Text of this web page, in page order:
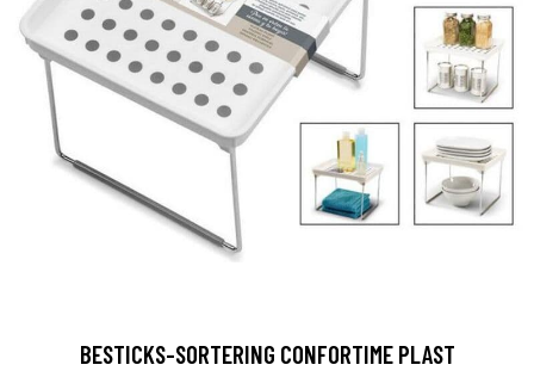
BESTICKS-SORTERING CONFORTIME PLAST